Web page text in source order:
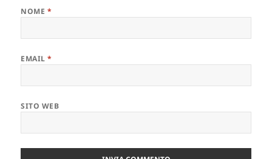
NOME *
EMAIL*
SITO WEB